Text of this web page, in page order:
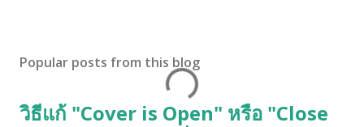
Popular posts from this blog
วิธีแก้ "Cover is Open" หรือ "Close